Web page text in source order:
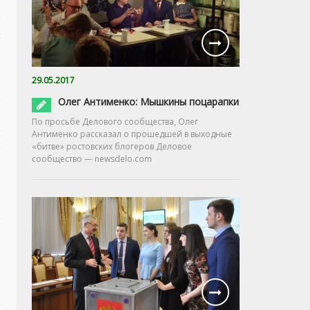
29.05.2017
Олег Антименко: Мышкины поцарапки
По просьбе Делового сообщества, Олег
Антименко рассказал о прошедшей в выходные
«битве» ростовских блогеров Деловое
сообщество — newsdelo.com